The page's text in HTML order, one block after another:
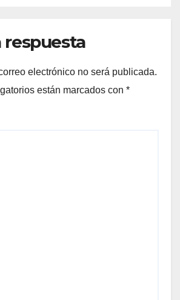
respuesta
electrónico no será publicada.
están marcados con *